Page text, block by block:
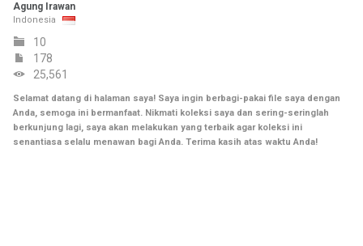
Agung Irawan
Indonesia
10
178
25,561
Selamat datang di halaman saya! Saya ingin berbagi-pakai file saya dengan
Anda, semoga ini bermanfaat. Nikmati koleksi saya dan sering-seringlah
berkunjung lagi, saya akan melakukan yang terbaik agar koleksi ini
senantiasa selalu menawan bagi Anda. Terima kasih atas waktu Anda!